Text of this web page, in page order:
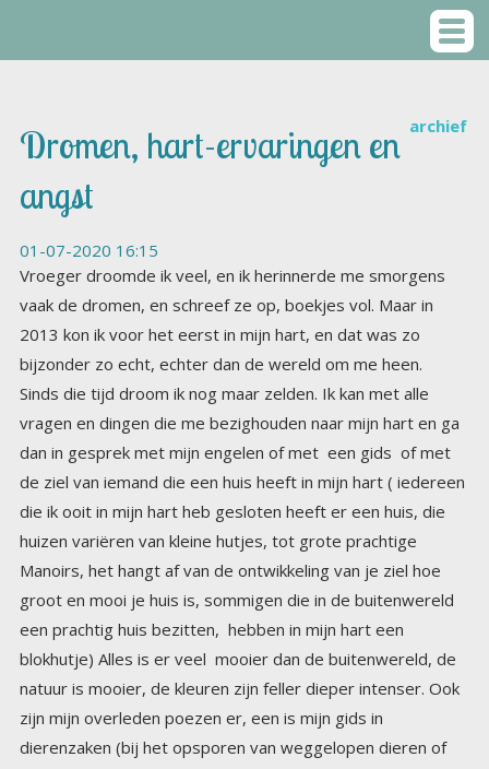
archief
Dromen, hart-ervaringen en
angst
01-07-2020 16:15
Vroeger droomde ik veel, en ik herinnerde me smorgens
vaak de dromen, en schreef ze op, boekjes vol. Maar in
2013 kon ik voor het eerst in mijn hart, en dat was zo
bijzonder zo echt, echter dan de wereld om me heen.
Sinds die tijd droom ik nog maar zelden. Ik kan met alle
vragen en dingen die me bezighouden naar mijn hart en ga
dan in gesprek met mijn engelen of met een gids of met
de ziel van iemand die een huis heeft in mijn hart ( iedereen
die ik ooit in mijn hart heb gesloten heeft er een huis, die
huizen variëren van kleine hutjes, tot grote prachtige
Manoirs, het hangt af van de ontwikkeling van je ziel hoe
groot en mooi je huis is, sommigen die in de buitenwereld
een prachtig huis bezitten, hebben in mijn hart een
blokhutje) Alles is er veel mooier dan de buitenwereld, de
natuur is mooier, de kleuren zijn feller dieper intenser. Ook
zijn mijn overleden poezen er, een is mijn gids in
dierenzaken (bij het opsporen van weggelopen dieren of
als een dier ziek is of er is iets mis, brengt deze poes me
naar het dier en kan ik met het dier spreken, dan vertelt het
wat er aan de hand is en dan kunnen we het oplossen, het